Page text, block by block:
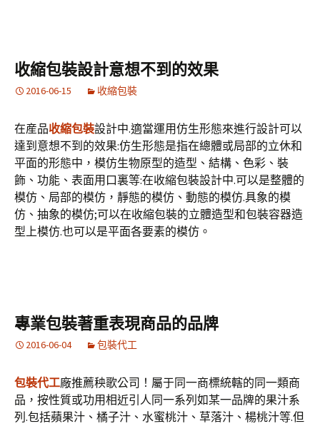
收縮包裝設計意想不到的效果
2016-06-15 收縮包裝
在産品收縮包裝設計中.適當運用仿生形態來進行設計可以
達到意想不到的效果:仿生形態是指在總體或局部的立休和
平面的形態中，模仿生物原型的造型、結構、色彩、裝
飾、功能、表面用口裏等:在收縮包裝設計中.可以是整體的
模仿、局部的模仿，靜態的模仿、動態的模仿.具象的模
仿、抽象的模仿;可以在收縮包裝的立體造型和包裝容器造
型上模仿.也可以是平面各要素的模仿。
專業包裝著重表現商品的品牌
2016-06-04 包裝代工
包裝代工廠推薦秧歌公司！屬于同一商標統轄的同一類商
品，按性質或功用相近引人同一系列如某一品牌的果汁系
列.包括蘋果汁、橘子汁、水蜜桃汁、草落汁、楊桃汁等.但